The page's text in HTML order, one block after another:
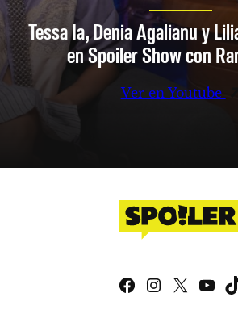
Tessa Ia, Denia Agalianu y
en Spoiler Show con
Ver en Youtube
Facebook
X